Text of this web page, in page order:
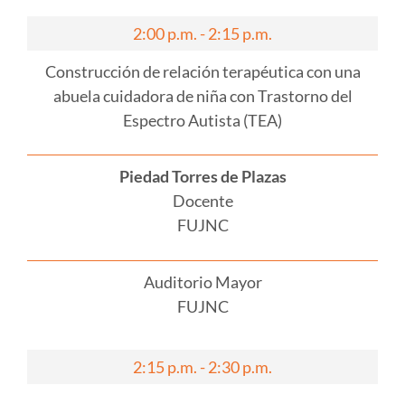
2:00 p.m. - 2:15 p.m.
Construcción de relación terapéutica con una
abuela cuidadora de niña con Trastorno del
Espectro Autista (TEA)
Piedad Torres de Plazas
Docente
FUJNC
Auditorio Mayor
FUJNC
2:15 p.m. - 2:30 p.m.